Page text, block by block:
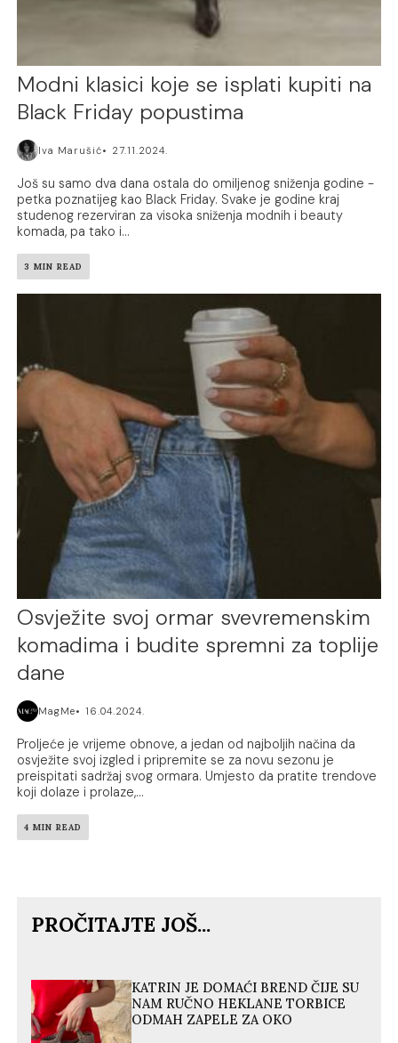
Modni klasici koje se isplati kupiti na
Black Friday popustima
Iva Marušić 27.11.2024.
Još su samo dva dana ostala do omiljenog sniženja godine -
petka poznatijeg kao Black Friday. Svake je godine kraj
studenog rezerviran za visoka sniženja modnih i beauty
komada, pa tako i...
3 MIN READ
Osvježite svoj ormar svevremenskim
komadima i budite spremni za toplije
dane
MagMe 16.04.2024.
Proljeće je vrijeme obnove, a jedan od najboljih načina da
osvježite svoj izgled i pripremite se za novu sezonu je
preispitati sadržaj svog ormara. Umjesto da pratite trendove
koji dolaze i prolaze,...
4 MIN READ
PROČITAJTE JOŠ...
KATRIN JE DOMAĆI BREND ČIJE SU
NAM RUČNO HEKLANE TORBICE
ODMAH ZAPELE ZA OKO